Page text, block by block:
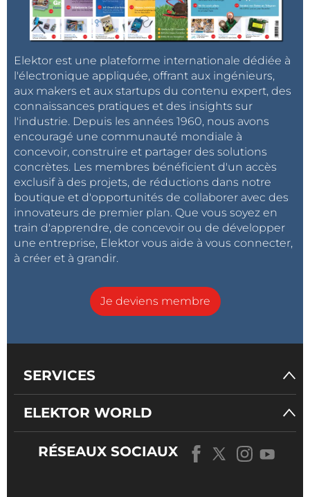
Elektor est une plateforme internationale dédiée à
l'électronique appliquée, offrant aux ingénieurs,
aux makers et aux startups du contenu expert, des
connaissances pratiques et des insights sur
l'industrie. Depuis les années 1960, nous avons
encouragé une communauté mondiale à
concevoir, construire et partager des solutions
concrètes. Les membres bénéficient d'un accès
exclusif à des projets, de réductions dans notre
boutique et d'opportunités de collaborer avec des
innovateurs de premier plan. Que vous soyez en
train d'apprendre, de concevoir ou de développer
une entreprise, Elektor vous aide à vous connecter,
à créer et à grandir.
Je deviens membre
SERVICES
ELEKTOR WORLD
RÉSEAUX SOCIAUX